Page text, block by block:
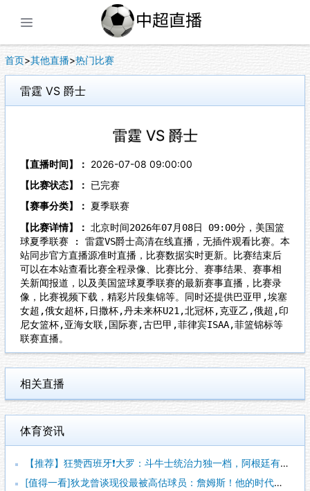
首页>其他直播>热门比赛
雷霆 VS 爵士
雷霆 VS 爵士
【直播时间】： 2026-07-08 09:00:00
【比赛状态】：
已完赛
【赛事分类】： 夏季联赛
【比赛详情】： 北京时间2026年07月08日 09:00分，美国篮
球夏季联赛 : 雷霆VS爵士高清在线直播，无插件观看比赛。本
站同步官方直播源准时直播，比赛数据实时更新。比赛结束后
可以在本站查看比赛全程录像、比赛比分、赛事结果、赛事相
关新闻报道，以及美国篮球夏季联赛的最新赛事直播，比赛录
像，比赛视频下载，精彩片段集锦等。同时还提供巴亚甲,埃塞
女超,俄女超杯,日撒杯,丹未来杯U21,北冠杯,克亚乙,俄超,印
尼女篮杯,亚海女联,国际赛,古巴甲,菲律宾ISAA,菲篮锦标等
联赛直播。
相关直播
体育资讯
【推荐】狂赞西班牙❗大罗：斗牛士统治力独一档，阿根廷有梅西也
[值得一看]狄龙曾谈现役最被高估球员：詹姆斯！他的时代结束了